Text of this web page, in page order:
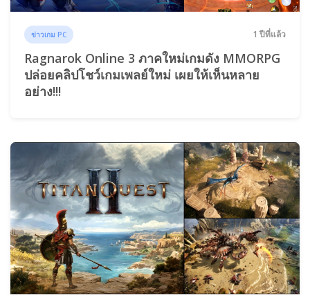
ข่าวเกม PC 1 ปีที่แล้ว
Ragnarok Online 3 ภาคใหม่เกมดัง MMORPG
ปล่อยคลิปโชว์เกมเพลย์ใหม่ เผยให้เห็นหลาย
อย่าง!!!